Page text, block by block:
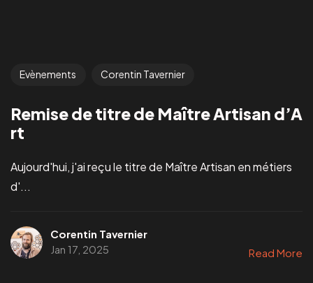
Evènements Corentin Tavernier
Remise de titre de Maître Artisan d’A
rt
Aujourd'hui, j'ai reçu le titre de Maître Artisan en métiers
d'...
Corentin Tavernier
Jan 17, 2025
Read More